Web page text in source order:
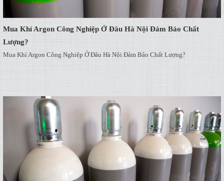
Mua Khí Argon Công Nghiệp Ở Đâu Hà Nội Đảm Bảo Chất
Lượng?
Mua Khí Argon Công Nghiệp Ở Đâu Hà Nội Đảm Bảo Chất Lượng?